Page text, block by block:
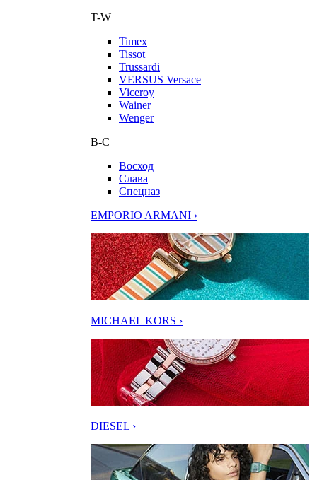
T-W
Timex
Tissot
Trussardi
VERSUS Versace
Viceroy
Wainer
Wenger
В-С
Восход
Слава
Спецназ
EMPORIO ARMANI ›
MICHAEL KORS ›
DIESEL ›